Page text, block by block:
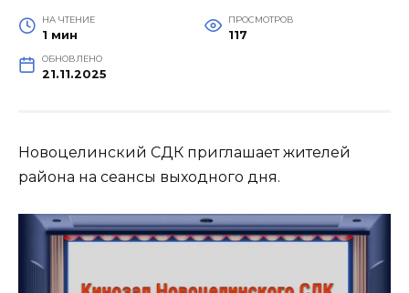
НА ЧТЕНИЕ
1 мин
ПРОСМОТРОВ
117
ОБНОВЛЕНО
21.11.2025
Новоцелинский СДК приглашает жителей
района на сеансы выходного дня.